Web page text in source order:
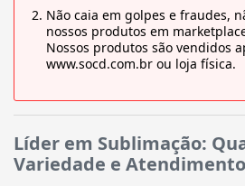
Não caia em golpes e fraudes,
nossos produtos em
Nossos produtos são vendidos
www.socd.com.br ou loja física.
Líder em Sublimação:
Variedade e